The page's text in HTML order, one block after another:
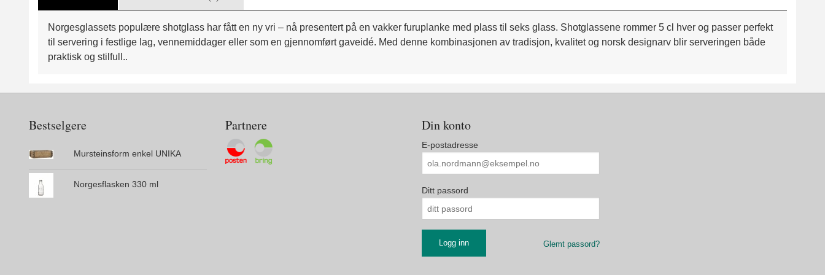
Norgesglassets populære shotglass har fått en ny vri – nå presentert på en vakker furuplanke med plass til seks glass. Shotglassene rommer 5 cl hver og passer perfekt
til servering i festlige lag, vennemiddager eller som en gjennomført gaveidé. Med denne kombinasjonen av tradisjon, kvalitet og norsk designarv blir serveringen både
praktisk og stilfull..
Bestselgere
Mursteinsform enkel UNIKA
Norgesflasken 330 ml
Partnere Din konto
E-postadresse
Ditt passord
Glemt passord?